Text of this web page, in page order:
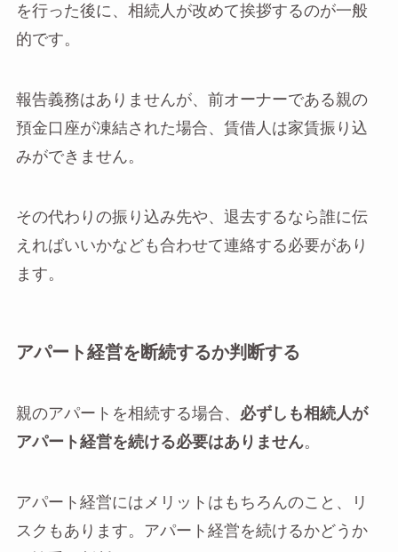
を行った後に、相続人が改めて挨拶するのが一般
的です。
報告義務はありませんが、前オーナーである親の
預金口座が凍結された場合、賃借人は家賃振り込
みができません。
その代わりの振り込み先や、退去するなら誰に伝
えればいいかなども合わせて連絡する必要があり
ます。
アパート経営を断続するか判断する
親のアパートを相続する場合、 必ずしも相続人が
アパート経営を続ける必要はありません。
アパート経営にはメリットはもちろんのこと、リ
スクもあります。アパート経営を続けるかどうか